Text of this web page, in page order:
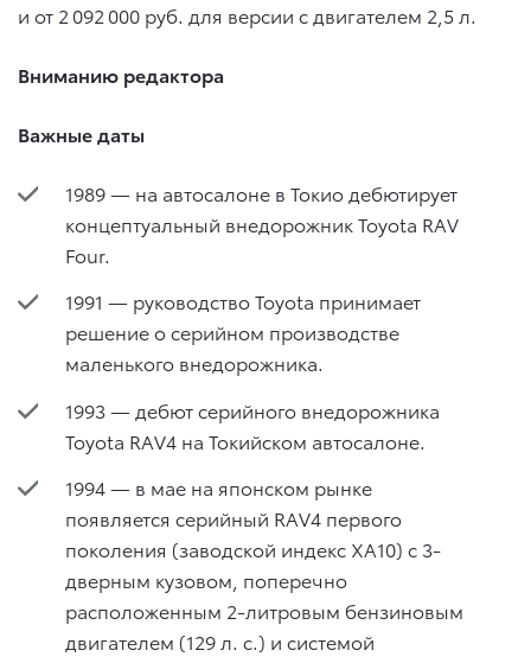
и от 2 092 000 руб. для версии с двигателем 2,5 л.
Вниманию редактора
Важные даты
1989 — на автосалоне в Токио дебютирует
концептуальный внедорожник Toyota RAV
Four.
1991 — руководство Toyota принимает
решение о серийном производстве
маленького внедорожника.
1993 — дебют серийного внедорожника
Toyota RAV4 на Токийском автосалоне.
1994 — в мае на японском рынке
появляется серийный RAV4 первого
поколения (заводской индекс XA10) с 3-
дверным кузовом, поперечно
расположенным 2-литровым бензиновым
двигателем (129 л. с.) и системой